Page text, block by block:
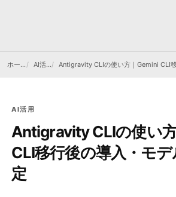
ホーム AI活用 Antigravity CLIの使い方｜Gemini CLI移行
AI活用
Antigravity CLIの使い
CLI移行後の導入・モ
定